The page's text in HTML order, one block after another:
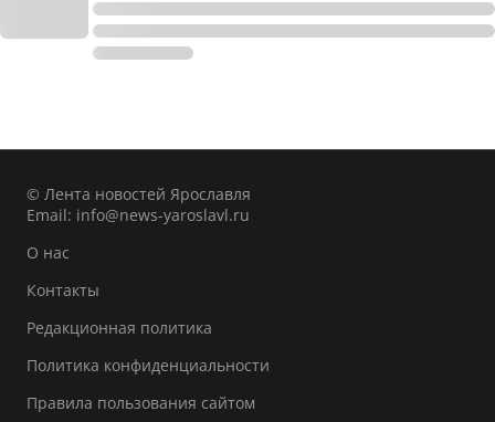
© Лента новостей Ярославля
Email: info@news-yaroslavl.ru
О нас
Контакты
Редакционная политика
Политика конфиденциальности
Правила пользования сайтом